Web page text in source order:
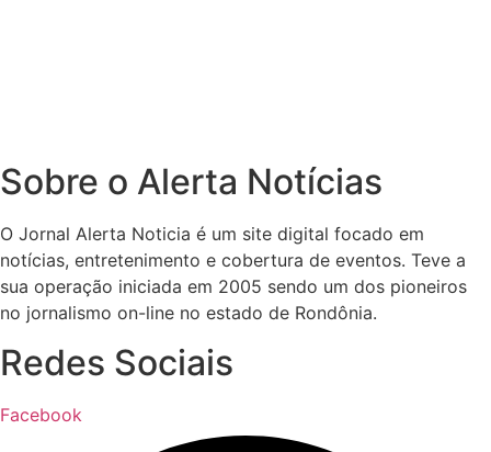
Sobre o Alerta Notícias
O Jornal Alerta Noticia é um site digital focado em
notícias, entretenimento e cobertura de eventos. Teve a
sua operação iniciada em 2005 sendo um dos pioneiros
no jornalismo on-line no estado de Rondônia.
Redes Sociais
Facebook